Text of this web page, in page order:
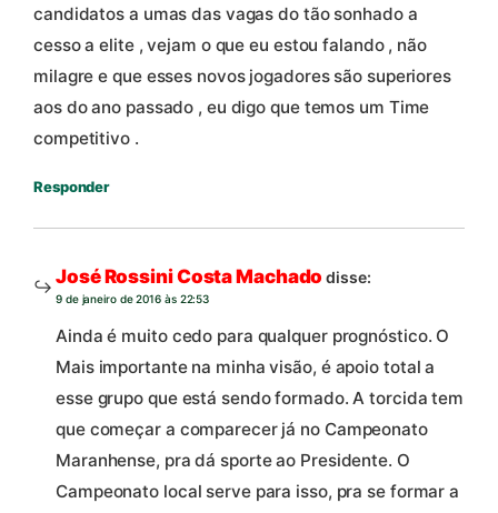
candidatos a umas das vagas do tão sonhado a
cesso a elite , vejam o que eu estou falando , não
milagre e que esses novos jogadores são superiores
aos do ano passado , eu digo que temos um Time
competitivo .
Responder
José Rossini Costa Machado disse:
9 de janeiro de 2016 às 22:53
Ainda é muito cedo para qualquer prognóstico. O
Mais importante na minha visão, é apoio total a
esse grupo que está sendo formado. A torcida tem
que começar a comparecer já no Campeonato
Maranhense, pra dá sporte ao Presidente. O
Campeonato local serve para isso, pra se formar a